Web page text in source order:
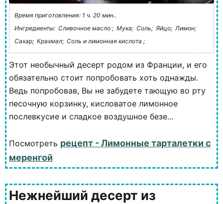
Время приготовления: 1 ч. 20 мин..
Ингредиенты: Сливочное масло ; Мука; Соль; Яйцо; Лимон;
Сахар; Крахмал; Соль и лимонная кислота ;
Этот необычный десерт родом из Франции, и его
обязательно стоит попробовать хоть однажды.
Ведь попробовав, Вы не забудете тающую во рту
песочную корзинку, кисловатое лимонное
послевкусие и сладкое воздушное безе...
Посмотреть рецепт - Лимонные тарталетки с
меренгой
Нежнейший десерт из